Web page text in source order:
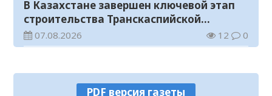
В Казахстане завершен ключевой этап
строительства Транскаспийской
волоконно-оптической линии связи
07.08.2026 12 0
реставрационные работы
07.08.2026 PDF версия газеты